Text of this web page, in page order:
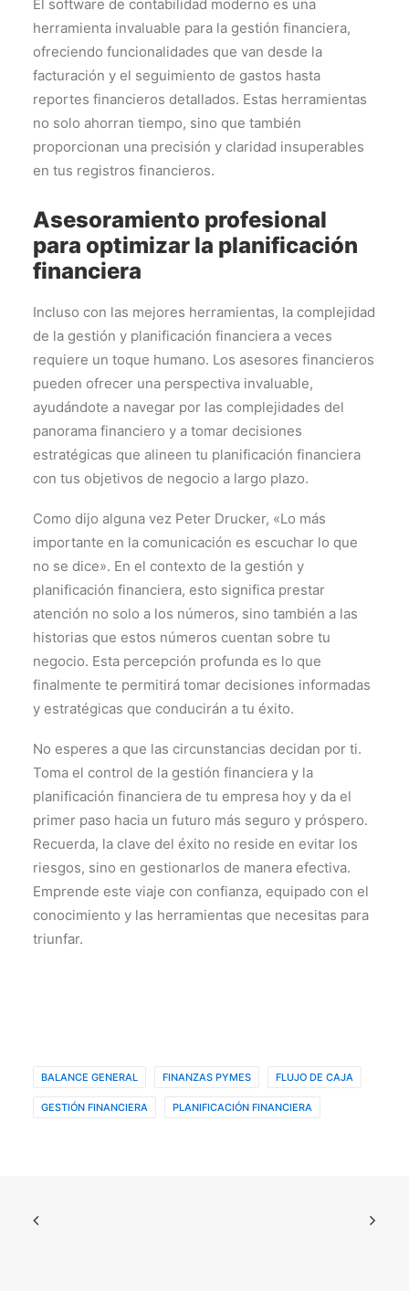
El software de contabilidad moderno es una
herramienta invaluable para la gestión financiera,
ofreciendo funcionalidades que van desde la
facturación y el seguimiento de gastos hasta
reportes financieros detallados. Estas herramientas
no solo ahorran tiempo, sino que también
proporcionan una precisión y claridad insuperables
en tus registros financieros.
Asesoramiento profesional
para optimizar la planificación
financiera
Incluso con las mejores herramientas, la complejidad
de la gestión y planificación financiera a veces
requiere un toque humano. Los asesores financieros
pueden ofrecer una perspectiva invaluable,
ayudándote a navegar por las complejidades del
panorama financiero y a tomar decisiones
estratégicas que alineen tu planificación financiera
con tus objetivos de negocio a largo plazo.
Como dijo alguna vez Peter Drucker, «Lo más
importante en la comunicación es escuchar lo que
no se dice». En el contexto de la gestión y
planificación financiera, esto significa prestar
atención no solo a los números, sino también a las
historias que estos números cuentan sobre tu
negocio. Esta percepción profunda es lo que
finalmente te permitirá tomar decisiones informadas
y estratégicas que conducirán a tu éxito.
No esperes a que las circunstancias decidan por ti.
Toma el control de la gestión financiera y la
planificación financiera de tu empresa hoy y da el
primer paso hacia un futuro más seguro y próspero.
Recuerda, la clave del éxito no reside en evitar los
riesgos, sino en gestionarlos de manera efectiva.
Emprende este viaje con confianza, equipado con el
conocimiento y las herramientas que necesitas para
triunfar.
BALANCE GENERAL FINANZAS PYMES FLUJO DE CAJA
GESTIÓN FINANCIERA PLANIFICACIÓN FINANCIERA